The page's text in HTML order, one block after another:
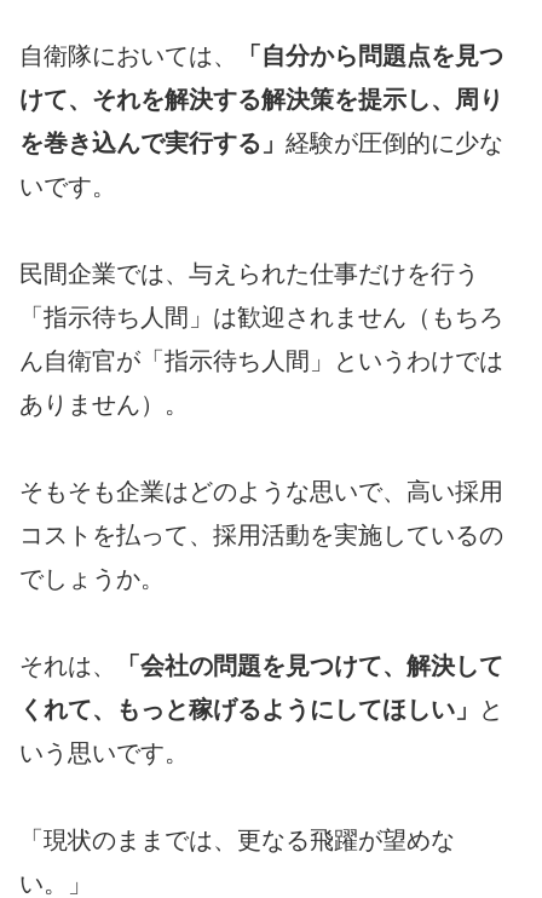
自衛隊においては、
「自分から問題点を見つ
けて、それを解決する解決策を提示し、周り
を巻き込んで実行する」 経験が圧倒的に少な
いです。
民間企業では、与えられた仕事だけを行う
「指示待ち人間」は歓迎されません（もちろ
ん自衛官が「指示待ち人間」というわけでは
ありません）。
そもそも企業はどのような思いで、高い採用
コストを払って、採用活動を実施しているの
でしょうか。
それは、
「会社の問題を見つけて、解決して
くれて、もっと稼げるようにしてほしい」
と
いう思いです。
「現状のままでは、更なる飛躍が望めな
い。」